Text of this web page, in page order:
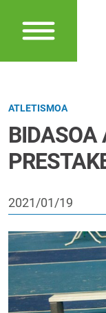
ATLETISMOA
BIDASOA
2021/01/19